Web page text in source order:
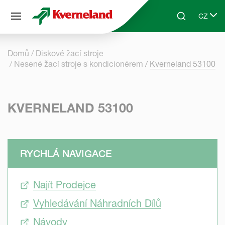
Skip to main contentSearchCZ
Select
Domů
Diskové žací stroje
Nesené žací stroje s kondicionérem
Kverneland 53100
KVERNELAND 53100
RYCHLÁ NAVIGACE
Najít Prodejce
Vyhledávání Náhradních Dílů
Návody
Panel pro správu cookies